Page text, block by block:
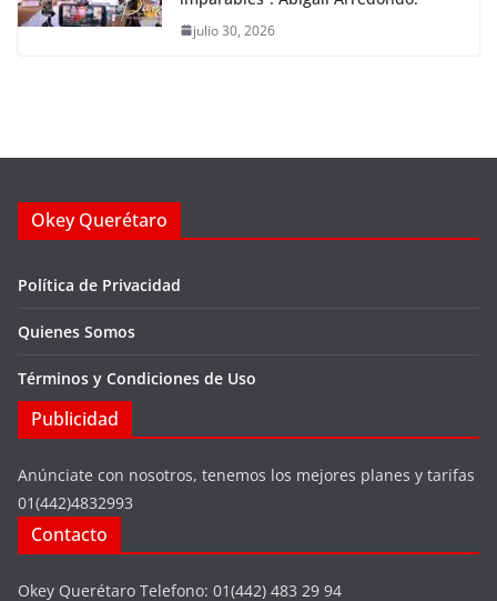
julio 30, 2026
Okey Querétaro
Política de Privacidad
Quienes Somos
Términos y Condiciones de Uso
Publicidad
Anúnciate con nosotros, tenemos los mejores planes y tarifas
01(442)4832993
Contacto
Okey Querétaro Telefono: 01(442) 483 29 94